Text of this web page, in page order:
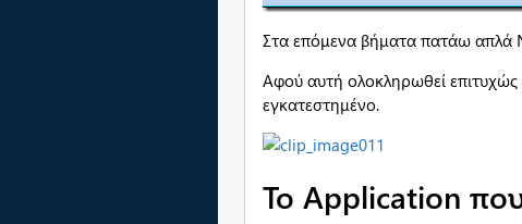
Στα επόμενα βήματα πατάω απλά
Αφού αυτή ολοκληρωθεί επιτυχώς
εγκατεστημένο.
To Application